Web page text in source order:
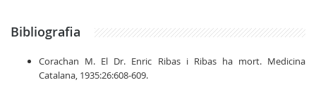
Bibliografia
Corachan M. El Dr. Enric Ribas i Ribas ha mort. Medicina
Catalana, 1935:26:608-609.